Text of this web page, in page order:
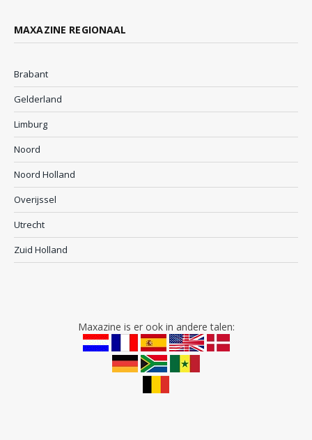
MAXAZINE REGIONAAL
Brabant
Gelderland
Limburg
Noord
Noord Holland
Overijssel
Utrecht
Zuid Holland
Maxazine is er ook in andere talen: